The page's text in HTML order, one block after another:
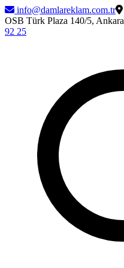
info@damlareklam.com.tr
OSB Türk Plaza 140/5, Ankara
92 25